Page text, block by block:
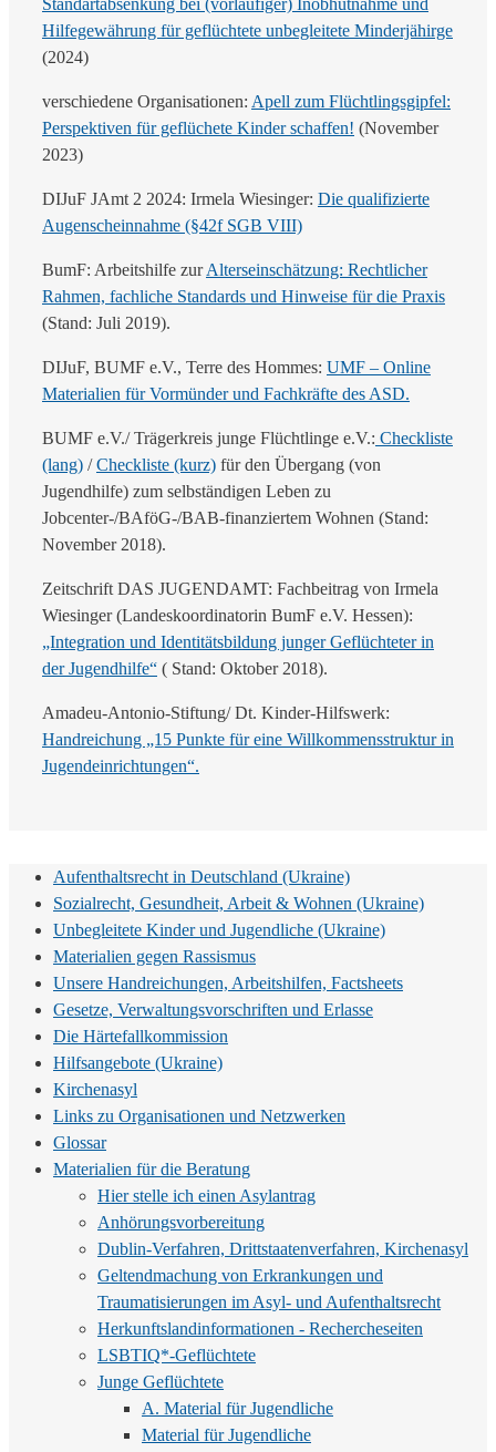
Standartabsenkung bei (vorläufiger) Inobhutnahme und
Hilfegewährung für geflüchtete unbegleitete Minderjähirge
(2024)
verschiedene Organisationen: Apell zum Flüchtlingsgipfel:
Perspektiven für geflüchete Kinder schaffen! (November
2023)
DIJuF JAmt 2 2024: Irmela Wiesinger: Die qualifizierte
Augenscheinnahme (§42f SGB VIII)
BumF: Arbeitshilfe zurAlterseinschätzung: Rechtlicher
Rahmen, fachliche Standards und Hinweise für die Praxis
(Stand: Juli 2019).
DIJuF, BUMF e.V., Terre des Hommes: UMF – Online
Materialien für Vormünder und Fachkräfte des ASD.
BUMF e.V./ Trägerkreis junge Flüchtlinge e.V.: Checkliste
(lang) /Checkliste (kurz) für den Übergang (von
Jugendhilfe) zum selbständigen Leben zu
Jobcenter-/BAföG-/BAB-finanziertem Wohnen (Stand:
November 2018).
Zeitschrift DAS JUGENDAMT: Fachbeitrag von Irmela
Wiesinger (Landeskoordinatorin BumF e.V. Hessen):
„Integration und Identitätsbildung junger Geflüchteter in
der Jugendhilfe“ ( Stand: Oktober 2018).
Amadeu-Antonio-Stiftung/ Dt. Kinder-Hilfswerk:
Handreichung „15 Punkte für eine Willkommensstruktur in
Jugendeinrichtungen“.
Aufenthaltsrecht in Deutschland (Ukraine)
Sozialrecht, Gesundheit, Arbeit & Wohnen (Ukraine)
Unbegleitete Kinder und Jugendliche (Ukraine)
Materialien gegen Rassismus
Unsere Handreichungen, Arbeitshilfen, Factsheets
Gesetze, Verwaltungsvorschriften und Erlasse
Die Härtefallkommission
Hilfsangebote (Ukraine)
Kirchenasyl
Links zu Organisationen und Netzwerken
Glossar
Materialien für die Beratung
Hier stelle ich einen Asylantrag
Anhörungsvorbereitung
Dublin-Verfahren, Drittstaatenverfahren, Kirchenasyl
Geltendmachung von Erkrankungen und
Traumatisierungen im Asyl- und Aufenthaltsrecht
Herkunftslandinformationen - Rechercheseiten
LSBTIQ*-Geflüchtete
Junge Geflüchtete
A. Material für Jugendliche
Material für Jugendliche